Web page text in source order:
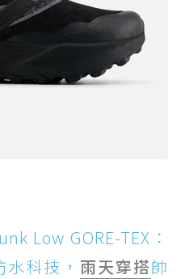
Low GORE-TEX：
科技， 雨天穿搭帥